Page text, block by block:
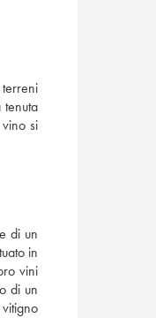
si
in
vini
di un